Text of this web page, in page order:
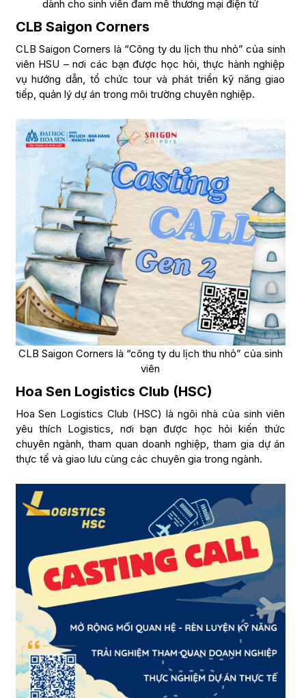
dành cho sinh viên đam mê thương mại điện tử
CLB Saigon Corners
CLB Saigon Corners là “Công ty du lịch thu nhỏ” của sinh
viên HSU – nơi các bạn được học hỏi, thực hành nghiệp
vụ hướng dẫn, tổ chức tour và phát triển kỹ năng giao
tiếp, quản lý dự án trong môi trường chuyên nghiệp.
CLB Saigon Corners là “công ty du lịch thu nhỏ” của sinh
viên
Hoa Sen Logistics Club (HSC)
Hoa Sen Logistics Club (HSC) là ngôi nhà của sinh viên
yêu thích Logistics, nơi bạn được học hỏi kiến thức
chuyên ngành, tham quan doanh nghiệp, tham gia dự án
thực tế và giao lưu cùng các chuyên gia trong ngành.